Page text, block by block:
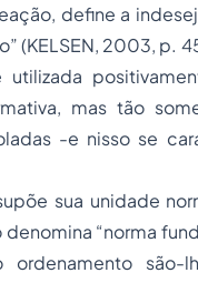
define a
(KELSEN, 2003, p.
utilizada
mas tão
-e nisso se
sua unidade
denomina “norma
ordenamento são-